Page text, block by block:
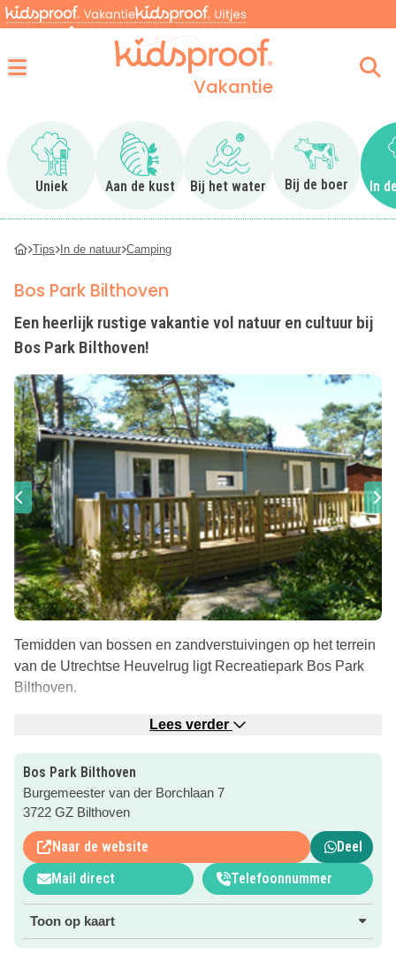
Vakantie
Uniek
Ga naar Uniek
Aan de kust
Ga naar Aan de kust
Bij het water
Ga naar Bij het water
Bij de boer
Ga naar Bij
In
Tips In de natuur Camping
Bos Park Bilthoven
Een heerlijk rustige vakantie vol natuur en cultuur bij
Bos Park Bilthoven!
Temidden van bossen en zandverstuivingen op het terrein
van de Utrechtse Heuvelrug ligt Recreatiepark Bos Park
Bilthoven.
Bos, stuifduin, heide, landgoederen en plassen zijn
In het zomerseizoen valt er op het park voor kids van alles
te beleven. Met een animatieteam, verwarmd zwembad,
springkussen, speeltuin en kabelbaan hoeven ze zich
geen moment te vervelen!
Camping of glamping?
Op het park zijn ruime plekken voor toercaravan, camper
en tent. Heb je geen eigen kampeermiddel? Verblijf dan in
een coco- sweet; eenn hippe, op kokosnoten gebaseerde,
Lees verder
Bos Park Bilthoven
Burgemeester van der Borchlaan 7
3722 GZ Bilthoven
Naar de website
Deel
Mail direct
Telefoonnummer
Toon op kaart